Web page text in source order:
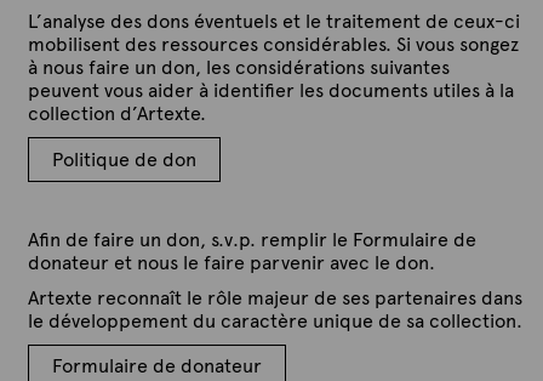
L’analyse des dons éventuels et le traitement de ceux-ci
mobilisent des ressources considérables. Si vous songez
à nous faire un don, les considérations suivantes
peuvent vous aider à identifier les documents utiles à la
collection d’Artexte.
Politique de don
Afin de faire un don, s.v.p. remplir le Formulaire de
donateur et nous le faire parvenir avec le don.
Artexte reconnaît le rôle majeur de ses partenaires dans
le développement du caractère unique de sa collection.
Formulaire de donateur